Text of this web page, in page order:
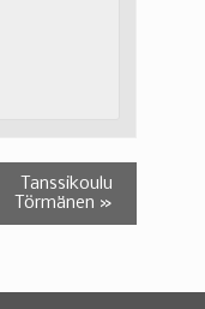
Tanssikoulu
Törmänen »